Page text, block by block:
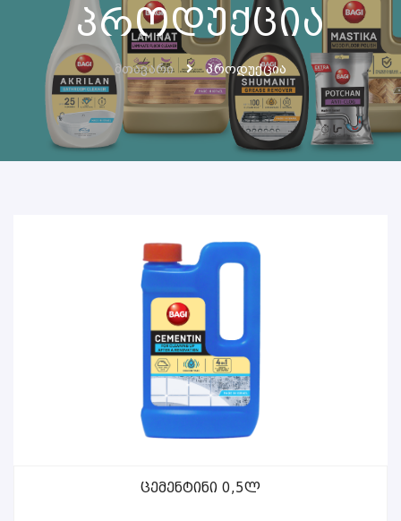
Პროდუქცია
Მთავარი Პროდუქცია
ᲕᲠᲪᲚᲐᲓ
Ცემენტინი 0,5ლ